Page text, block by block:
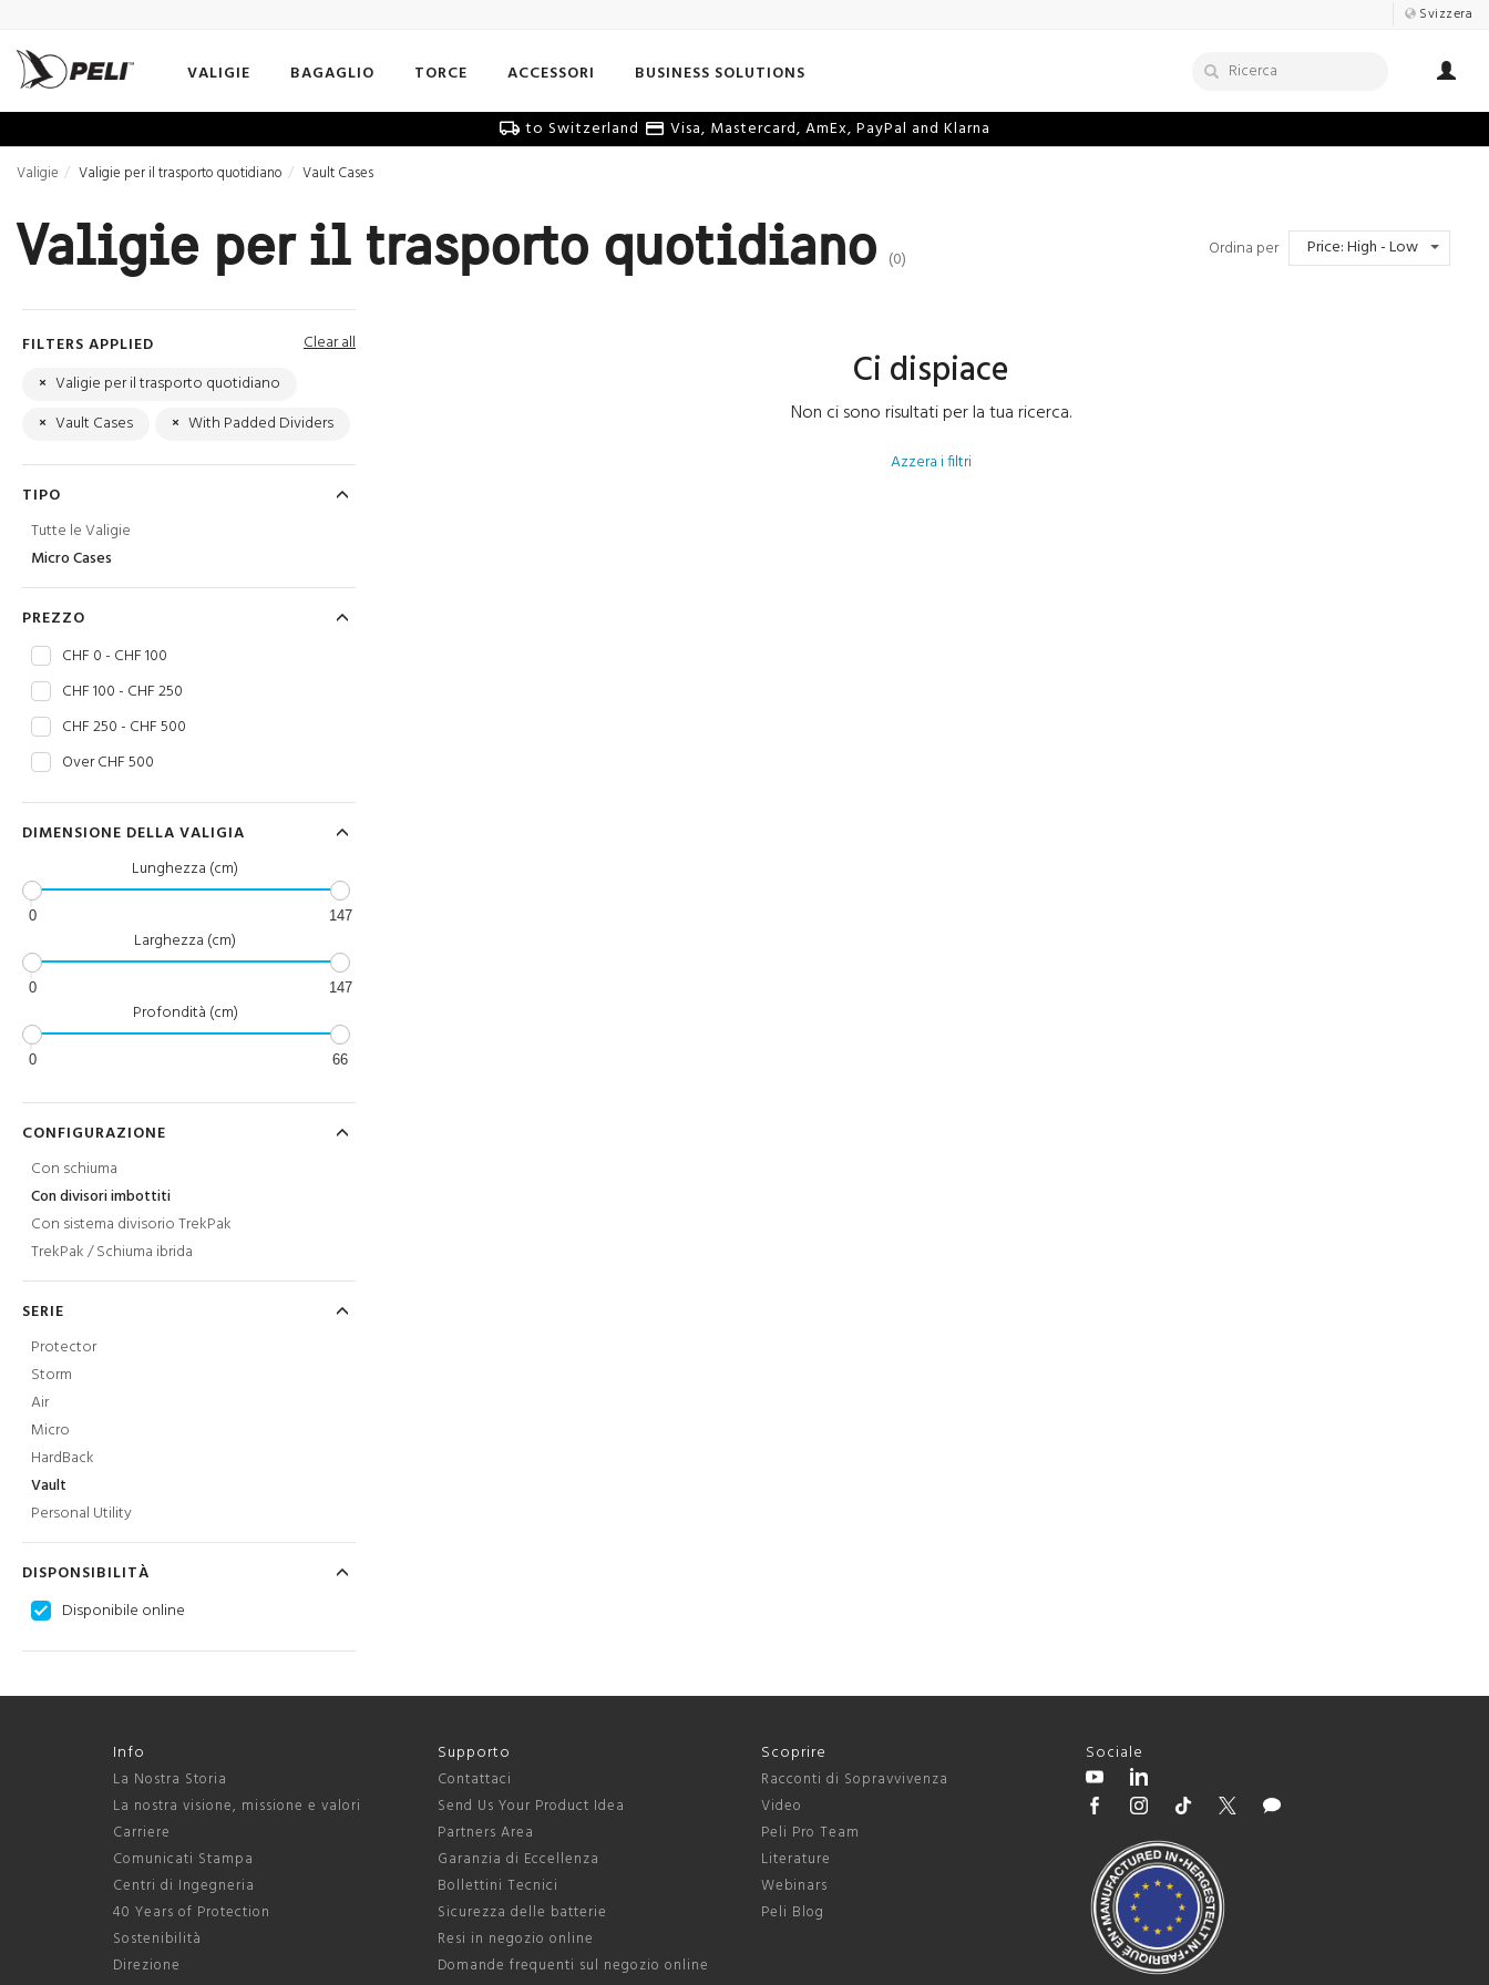
Svizzera
VALIGIE BAGAGLIO TORCE ACCESSORI BUSINESS SOLUTIONS
to Switzerland Visa, Mastercard, AmEx, PayPal and Klarna
Valigie Valigie per il trasporto quotidiano Vault Cases
Valigie per il trasporto quotidiano (0) Ordina per Price: High - Low
FILTERS APPLIED
Clear all
× Valigie per il trasporto quotidiano
× Vault Cases × With Padded Dividers
TIPO
Tutte le Valigie
Micro Cases
PREZZO
CHF 0 - CHF 100
CHF 100 - CHF 250
CHF 250 - CHF 500
Over CHF 500
DIMENSIONE DELLA VALIGIA
Lunghezza (cm)
0 147
Larghezza (cm)
0 147
Profondità (cm)
0 66
CONFIGURAZIONE
Con schiuma
Con divisori imbottiti
Con sistema divisorio TrekPak
TrekPak / Schiuma ibrida
SERIE
Protector
Storm
Air
Micro
HardBack
Vault
Personal Utility
DISPONSIBILITÀ
Disponibile online
Ci dispiace
Non ci sono risultati per la tua ricerca.
Azzera i filtri
Info
La Nostra Storia
La nostra visione, missione e valori
Carriere
Comunicati Stampa
Centri di Ingegneria
40 Years of Protection
Sostenibilità
Direzione
Supporto
Contattaci
Send Us Your Product Idea
Partners Area
Garanzia di Eccellenza
Bollettini Tecnici
Sicurezza delle batterie
Resi in negozio online
Domande frequenti sul negozio online
Scoprire
Racconti di Sopravvivenza
Video
Peli Pro Team
Literature
Webinars
Peli Blog
Sociale